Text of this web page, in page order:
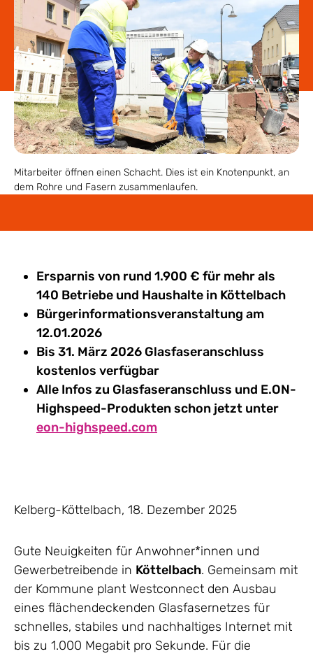
Mitarbeiter öffnen einen Schacht. Dies ist ein Knotenpunkt, an
dem Rohre und Fasern zusammenlaufen.
Ersparnis von rund 1.900 € für mehr als
140 Betriebe und Haushalte in Köttelbach
Bürgerinformationsveranstaltung am
12.01.2026
Bis 31. März 2026 Glasfaseranschluss
kostenlos verfügbar
Alle Infos zu Glasfaseranschluss und E.ON-
Highspeed-Produkten schon jetzt unter
eon-highspeed.com
Kelberg-Köttelbach, 18. Dezember 2025
Gute Neuigkeiten für Anwohner*innen und
Gewerbetreibende in Köttelbach. Gemeinsam mit
der Kommune plant Westconnect den Ausbau
eines flächendeckenden Glasfasernetzes für
schnelles, stabiles und nachhaltiges Internet mit
bis zu 1.000 Megabit pro Sekunde. Für die